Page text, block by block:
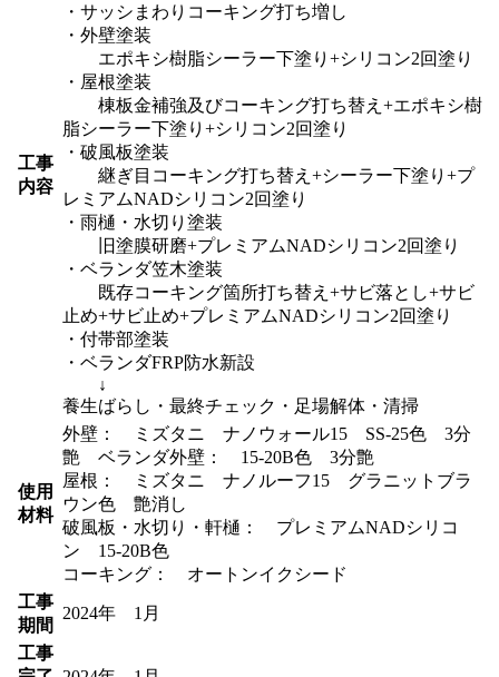
工事
内容
・サッシまわりコーキング打ち増し
・外壁塗装
エポキシ樹脂シーラー下塗り+シリコン2回塗り
・屋根塗装
棟板金補強及びコーキング打ち替え+エポキシ樹
脂シーラー下塗り+シリコン2回塗り
・破風板塗装
継ぎ目コーキング打ち替え+シーラー下塗り+プ
レミアムNADシリコン2回塗り
・雨樋・水切り塗装
旧塗膜研磨+プレミアムNADシリコン2回塗り
・ベランダ笠木塗装
既存コーキング箇所打ち替え+サビ落とし+サビ
止め+サビ止め+プレミアムNADシリコン2回塗り
・付帯部塗装
・ベランダFRP防水新設
↓
養生ばらし・最終チェック・足場解体・清掃
使用
材料
外壁： ミズタニ ナノウォール15 SS-25色 3分
艶 ベランダ外壁： 15-20B色 3分艶
屋根： ミズタニ ナノルーフ15 グラニットブラ
ウン色 艶消し
破風板・水切り・軒樋： プレミアムNADシリコ
ン 15-20B色
コーキング： オートンイクシード
工事
期間
2024年 1月
工事